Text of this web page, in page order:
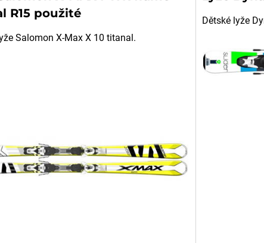
R15 použité
Salomon X-Max X 10 titanal.
Dětské lyže